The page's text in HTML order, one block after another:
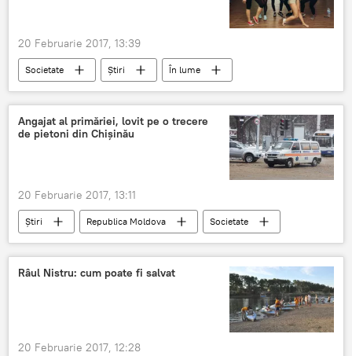
20 Februarie 2017, 13:39
Societate Știri
În lume
Republica Moldova
România
Antonina Goloseeva
erotică
Angajat al primăriei, lovit pe o trecere
de pietoni din Chișinău
20 Februarie 2017, 13:11
Știri Republica Moldova
Societate
Chișinău
primărie
trecere de pietoni
Angajamente
Râul Nistru: cum poate fi salvat
20 Februarie 2017, 12:28